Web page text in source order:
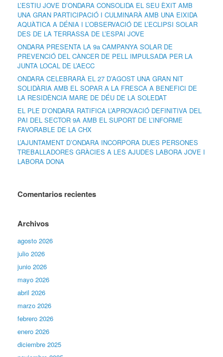
L’ESTIU JOVE D’ONDARA CONSOLIDA EL SEU ÈXIT AMB
UNA GRAN PARTICIPACIÓ I CULMINARÀ AMB UNA EIXIDA
AQUÀTICA A DÉNIA I L’OBSERVACIÓ DE L’ECLIPSI SOLAR
DES DE LA TERRASSA DE L’ESPAI JOVE
ONDARA PRESENTA LA 9a CAMPANYA SOLAR DE
PREVENCIÓ DEL CÀNCER DE PELL IMPULSADA PER LA
JUNTA LOCAL DE L’AECC
ONDARA CELEBRARÀ EL 27 D’AGOST UNA GRAN NIT
SOLIDÀRIA AMB EL SOPAR A LA FRESCA A BENEFICI DE
LA RESIDÈNCIA MARE DE DÉU DE LA SOLEDAT
EL PLE D’ONDARA RATIFICA L’APROVACIÓ DEFINITIVA DEL
PAI DEL SECTOR 9A AMB EL SUPORT DE L’INFORME
FAVORABLE DE LA CHX
L’AJUNTAMENT D’ONDARA INCORPORA DUES PERSONES
TREBALLADORES GRÀCIES A LES AJUDES LABORA JOVE I
LABORA DONA
Comentarios recientes
Archivos
agosto 2026
julio 2026
junio 2026
mayo 2026
abril 2026
marzo 2026
febrero 2026
enero 2026
diciembre 2025